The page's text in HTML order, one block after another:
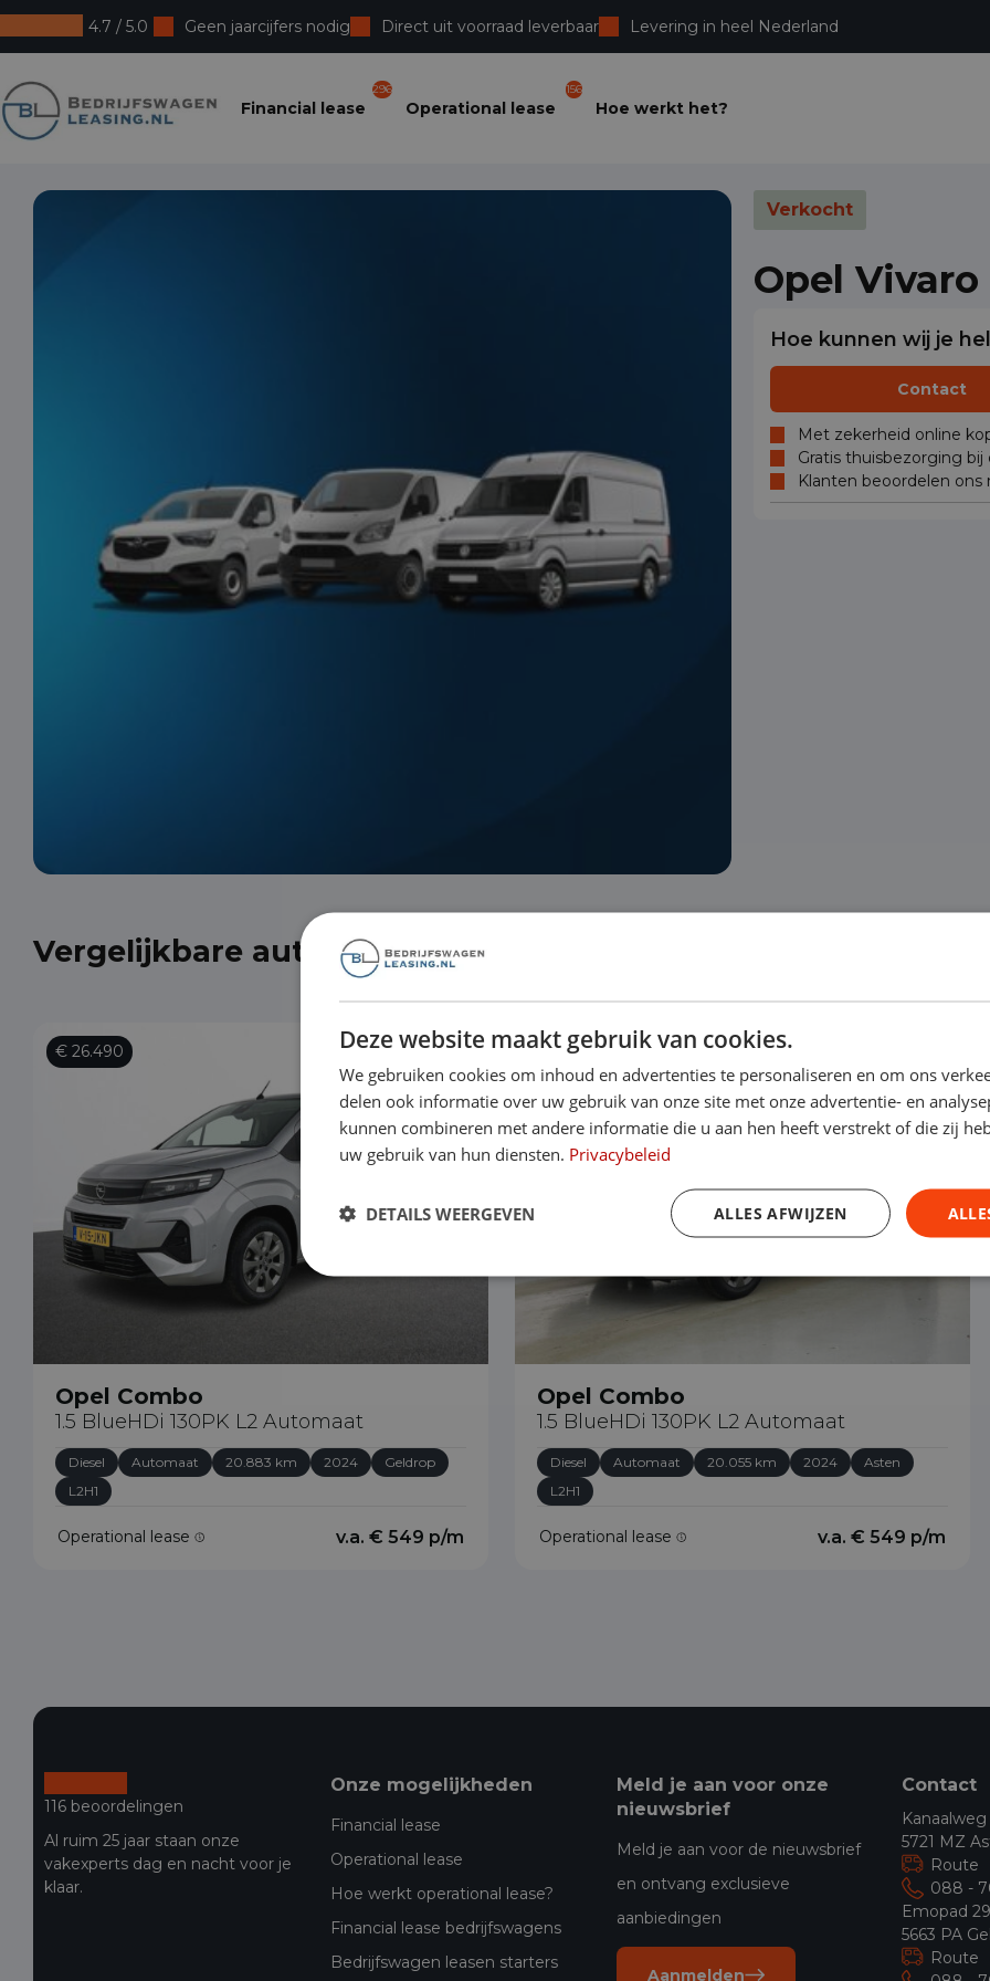
4.7 / 5.0 Geen jaarcijfers nodig Direct uit voorraad leverbaar Levering in heel Nederland
Bedrijfswagenleasing
Financial lease
296
Operational lease
156
Hoe werkt het?
Verkocht
Opel Vivaro
Hoe kunnen wij je
Contact
Met zekerheid online
Gratis thuisbezorging bij
Klanten beoordelen
Vergelijkbare auto's uit onze voorraad
€ 26.490
Opel Combo
1.5 BlueHDi 130PK L2 Automaat
Diesel Automaat 20.883 km 2024
Geldrop
L2H1
Operational lease v.a. € 549 p/m
€ 26.490
Opel Combo
1.5 BlueHDi 130PK L2 Automaat
Diesel Automaat 20.055 km 2024
Asten
L2H1
Operational lease v.a. € 549 p/m
116 beoordelingen
Al ruim 25 jaar staan onze
vakexperts dag en nacht voor je
klaar.
Onze mogelijkheden
Financial lease
Operational lease
Hoe werkt operational lease?
Financial lease bedrijfswagens
Bedrijfswagen leasen starters
Meld je aan voor onze
nieuwsbrief
Meld je aan voor de nieuwsbrief
en ontvang exclusieve
aanbiedingen
Aanmelden
Contact
5721 MZ
Route
088 -
Emopad
5663 PA
Route
Deze website maakt gebruik van cookies.
We gebruiken cookies om inhoud en advertenties te personaliseren en om ons
delen ook informatie over uw gebruik van onze site met onze advertentie- en
kunnen combineren met andere informatie die u aan hen heeft verstrekt of die zij
uw gebruik van hun diensten. Privacybeleid
ALLES AFWIJZEN
DETAILS WEERGEVEN